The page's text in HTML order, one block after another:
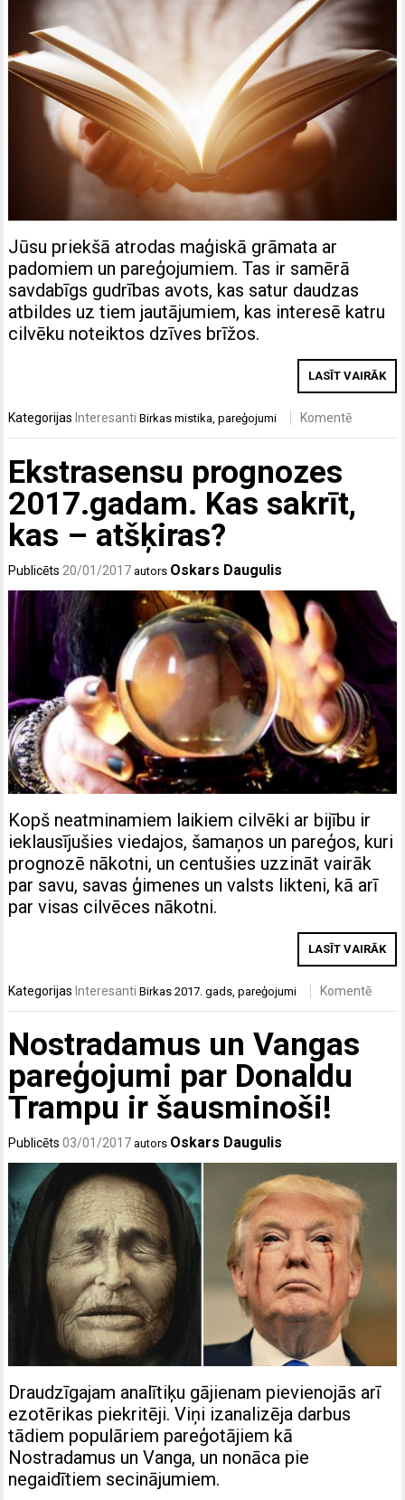
Jūsu priekšā atrodas maģiskā grāmata ar
padomiem un pareģojumiem. Tas ir samērā
savdabīgs gudrības avots, kas satur daudzas
atbildes uz tiem jautājumiem, kas interesē katru
cilvēku noteiktos dzīves brīžos.
LASĪT VAIRĀK
Kategorijas Interesanti Birkasmistika,pareģojumi Komentē
Ekstrasensu prognozes
2017.gadam. Kas sakrīt,
kas – atšķiras?
Publicēts 20/01/2017 autors Oskars Daugulis
Kopš neatminamiem laikiem cilvēki ar bijību ir
ieklausījušies viedajos, šamaņos un pareģos, kuri
prognozē nākotni, un centušies uzzināt vairāk
par savu, savas ģimenes un valsts likteni, kā arī
par visas cilvēces nākotni.
LASĪT VAIRĀK
Kategorijas Interesanti Birkas2017. gads ,pareģojumi Komentē
Nostradamus un Vangas
pareģojumi par Donaldu
Trampu ir šausminoši!
Publicēts03/01/2017 autors Oskars Daugulis
Draudzīgajam analītiķu gājienam pievienojās arī
ezotērikas piekritēji. Viņi izanalizēja darbus
tādiem populāriem pareģotājiem kā
Nostradamus un Vanga, un nonāca pie
negaidītiem secinājumiem.